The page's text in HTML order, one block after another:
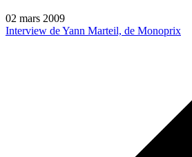
02 mars 2009
Interview de Yann Marteil, de Monoprix